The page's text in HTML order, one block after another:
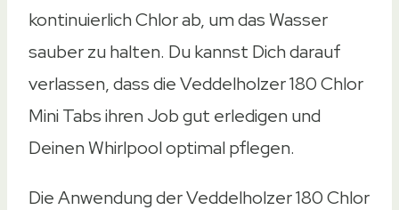
kontinuierlich Chlor ab, um das Wasser
sauber zu halten. Du kannst Dich darauf
verlassen, dass die Veddelholzer 180 Chlor
Mini Tabs ihren Job gut erledigen und
Deinen Whirlpool optimal pflegen.
Die Anwendung der Veddelholzer 180 Chlor